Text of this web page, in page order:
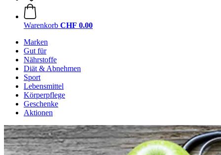
Warenkorb CHF 0.00
Marken
Gut für
Nährstoffe
Diät & Abnehmen
Sport
Lebensmittel
Körperpflege
Geschenke
Aktionen